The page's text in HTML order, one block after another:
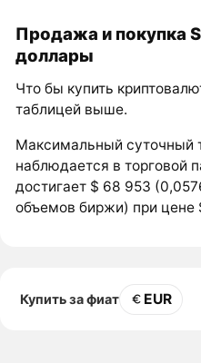
Продажа и покупка
доллары
Что бы купить
таблицей выше.
Максимальный суточный
наблюдается в торговой
достигает $ 68 953
объемов биржи) при цене
Купить за фиат EUR